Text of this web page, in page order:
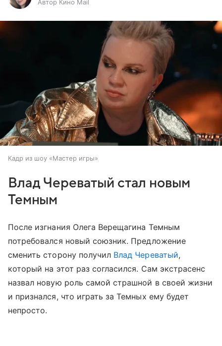
Автор Кино Mail
Кадр из шоу «Мастер игры»
Влад Череватый стал новым
Темным
После изгнания Олега Верещагина Темным
потребовался новый союзник. Предложение
сменить сторону получил Влад Череватый,
который на этот раз согласился. Сам экстрасенс
назвал новую роль самой страшной в своей жизни
и признался, что играть за Темных ему будет
непросто.